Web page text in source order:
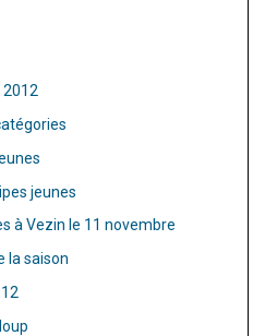
2012
jeunes
à Vezin le 11 novembre
la saison